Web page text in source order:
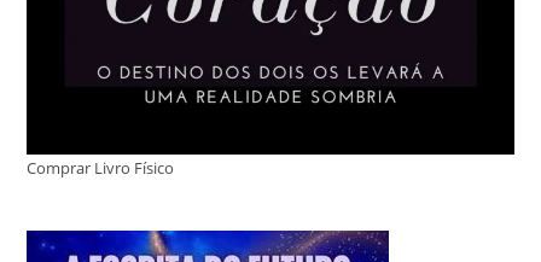
Comprar Livro Físico